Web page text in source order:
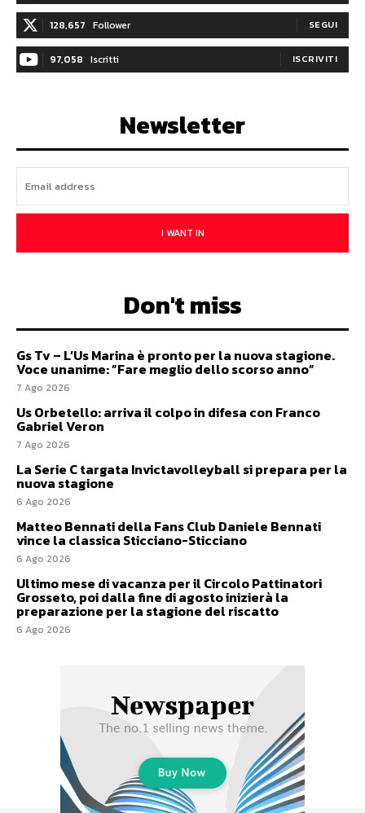
128,657 Follower SEGUI
97,058 Iscritti ISCRIVITI
Newsletter
I WANT IN
Don't miss
Gs Tv – L’Us Marina è pronto per la nuova stagione.
Voce unanime: ”Fare meglio dello scorso anno”
7 Ago 2026
Us Orbetello: arriva il colpo in difesa con Franco
Gabriel Veron
7 Ago 2026
La Serie C targata Invictavolleyball si prepara per la
nuova stagione
6 Ago 2026
Matteo Bennati della Fans Club Daniele Bennati
vince la classica Sticciano-Sticciano
6 Ago 2026
Ultimo mese di vacanza per il Circolo Pattinatori
Grosseto, poi dalla fine di agosto inizierà la
preparazione per la stagione del riscatto
6 Ago 2026